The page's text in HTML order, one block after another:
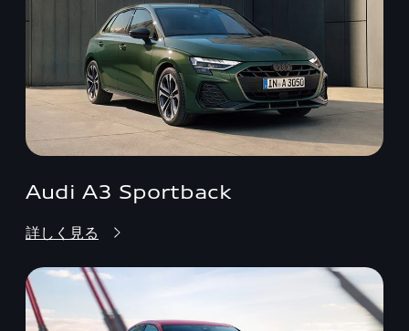
Audi A3 Sportback
詳しく見る